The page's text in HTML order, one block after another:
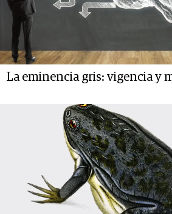
La eminencia gris: vigencia y